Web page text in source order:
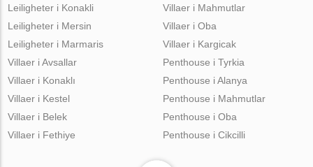
Leiligheter i Konakli
Leiligheter i Mersin
Leiligheter i Marmaris
Villaer i Mahmutlar
Villaer i Oba
Villaer i Kargicak
Villaer i Avsallar
Villaer i Konaklı
Villaer i Kestel
Villaer i Belek
Villaer i Fethiye
Penthouse i Tyrkia
Penthouse i Alanya
Penthouse i Mahmutlar
Penthouse i Oba
Penthouse i Cikcilli